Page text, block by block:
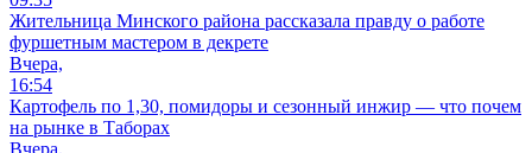
Жительница Минского района рассказала правду о работе
фуршетным мастером в декрете
Вчера,
16:54
Картофель по 1,30, помидоры и сезонный инжир — что почем
на рынке в Таборах
Вчера,